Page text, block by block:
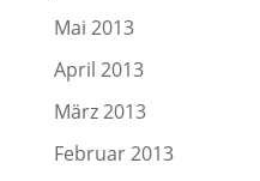
Mai 2013
April 2013
März 2013
Februar 2013